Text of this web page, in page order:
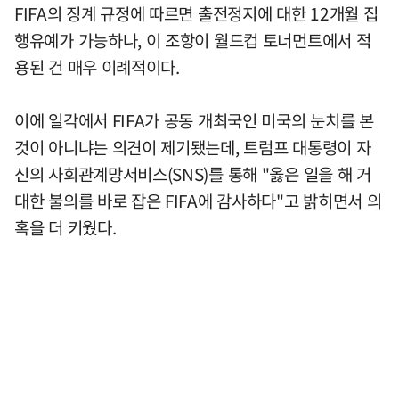
FIFA의 징계 규정에 따르면 출전정지에 대한 12개월 집
행유예가 가능하나, 이 조항이 월드컵 토너먼트에서 적
용된 건 매우 이례적이다.
이에 일각에서 FIFA가 공동 개최국인 미국의 눈치를 본
것이 아니냐는 의견이 제기됐는데, 트럼프 대통령이 자
신의 사회관계망서비스(SNS)를 통해 "옳은 일을 해 거
대한 불의를 바로 잡은 FIFA에 감사하다"고 밝히면서 의
혹을 더 키웠다.